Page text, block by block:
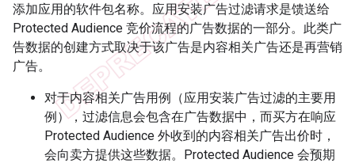
添加应用的软件包名称。应用安装广告过滤请求是馈送给
Protected Audience 竞价流程的广告数据的一部分。此类广
告数据的创建方式取决于该广告是内容相关广告还是再营销
广告。
对于内容相关广告用例（应用安装广告过滤的主要用
例），过滤信息会包含在广告数据中，而买方在响应
Protected Audience 外收到的内容相关广告出价时，
会向卖方提供这些数据。Protected Audience 会预期